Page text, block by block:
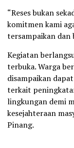
“Reses bukan
komitmen kami
tersampaikan dan
Kegiatan
terbuka. Warga
disampaikan
terkait
lingkungan demi
kesejahteraan
Pinang.